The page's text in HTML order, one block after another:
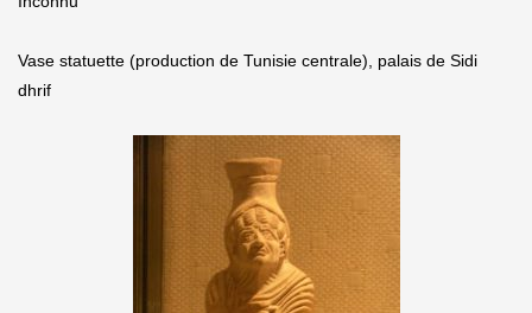
Vase statuette (production de Tunisie centrale), palais de Sidi
dhrif